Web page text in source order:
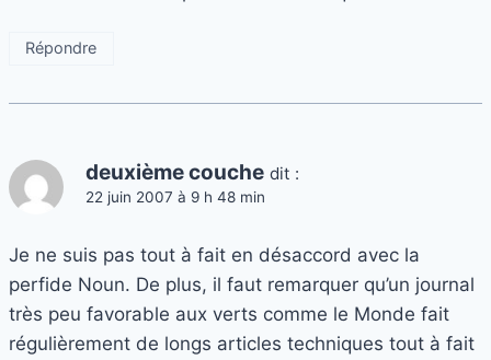
Répondre
deuxième couche dit :
22 juin 2007 à 9 h 48 min
Je ne suis pas tout à fait en désaccord avec la
perfide Noun. De plus, il faut remarquer qu’un journal
très peu favorable aux verts comme le Monde fait
régulièrement de longs articles techniques tout à fait